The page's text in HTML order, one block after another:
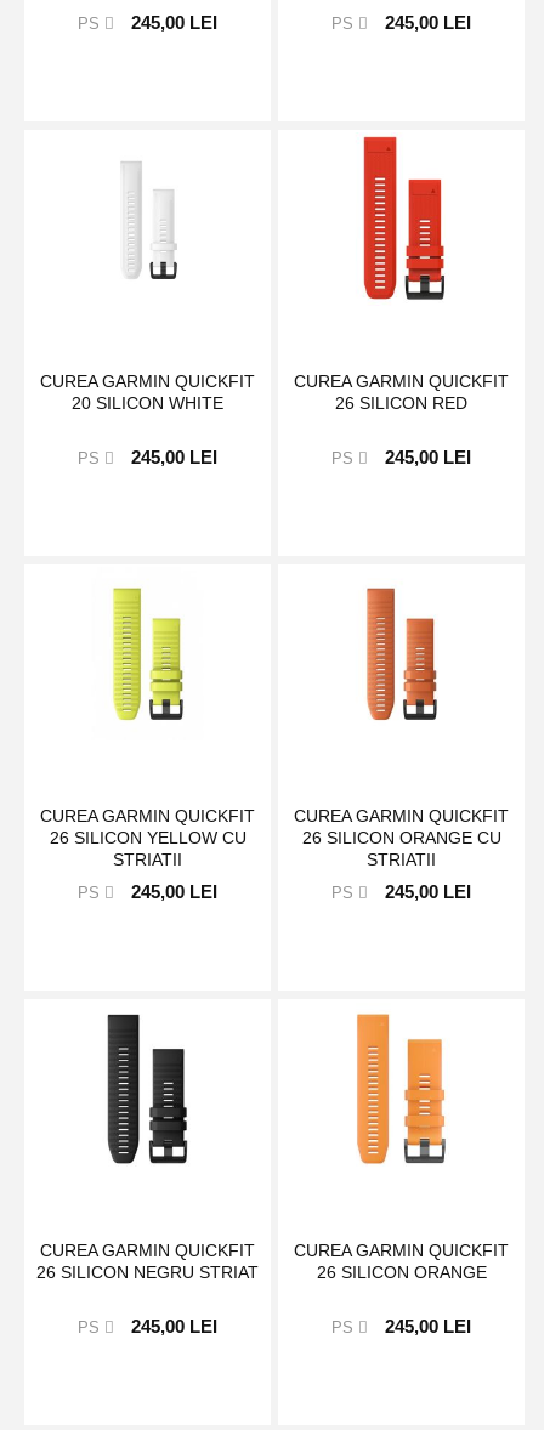
PS 245,00 LEI PS 245,00 LEI
CUREA GARMIN QUICKFIT
20 SILICON WHITE
PS 245,00 LEI
CUREA GARMIN QUICKFIT
26 SILICON RED
PS 245,00 LEI
CUREA GARMIN QUICKFIT
26 SILICON YELLOW CU
STRIATII
PS 245,00 LEI
CUREA GARMIN QUICKFIT
26 SILICON ORANGE CU
STRIATII
PS 245,00 LEI
CUREA GARMIN QUICKFIT
26 SILICON NEGRU STRIAT
PS 245,00 LEI
CUREA GARMIN QUICKFIT
26 SILICON ORANGE
PS 245,00 LEI